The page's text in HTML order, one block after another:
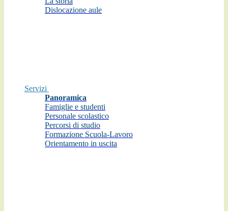
Dislocazione aule
Servizi
Panoramica
Famiglie e studenti
Personale scolastico
Percorsi di studio
Formazione Scuola-Lavoro
Orientamento in uscita